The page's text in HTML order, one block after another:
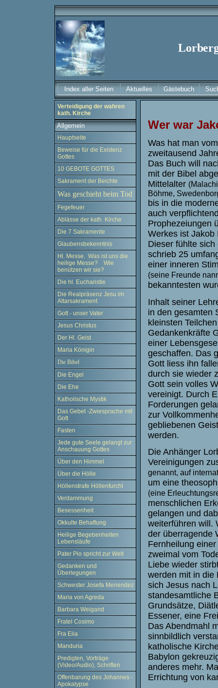
Index aller Seiten Aktuelles Gästebuch
Verteidigung der wahren
kath. Kirche
Allgemein
Hauptseite
Beweise für die Existenz
Gottes
10 GEBOTE GOTTES
Sakrament der Beichte
Was geschieht beim Tod
Fegefeuer
Ablässe der kath. Kirche
Die 7 Sakramente
Glaubensbekenntnis
Hl. Messe. Was ist uns die
heilige Messe? Wie
benützen wir sie?
Die hl. Eucharistie
Die Realpräsenz Jesu im
Altarsakrament
Gott - unser Vater
Jesus Christus
Der Hl. Geist
Maria Königin
Die Bibel
Die Engel
Die Ehe
Katholische Mystik
Das Gebet -Zwiesprache mit
Gott
Fasten
Jede gute Seele gelangt zur
Anschauung Gottes
Über den Himmel
Über die Hölle
Höllenstrafe Höllenfurcht
Verdammung
Besessenheit
Okkulte Behaftung
Heilige Begebenheiten
Lebensläufe
Pater Pio spricht zur Welt
Gedanken und
Überlegungen
Schwester Josefa Menendez
Maria von Agreda
Barbara Weigand
Fratel Cosimo
Fra Elia
Manduria
Predigten, Vorträge
(Video/Audio), Schriften
Offenbarung des Johannes -
Apokalypse
Wer war
Was hat man
zweitausend
Das Buch will
mit der Bibel
Mittelalter
Böhme,
bis in die
auch
Prophezeiungen
Werkes ist
Dieser fühlte
schrieb 25
einer inneren
(seine Freunde
bekanntesten
Inhalt seiner
in den gesamten
kleinsten
Gedankenkräfte
einer
geschaffen. Das
Gott liess ihn
durch sie wieder
Gott sein volles
vereinigt. Durch
Forderungen
zur
gebliebenen
werden.
Die Anhänger
Vereinigungen
genannt, auf
um eine
(eine
menschlichen
gelangen und
weiterführen will.
der überragende
Fernheilung
zweimal vom
Liebe wieder
werden mit in die
sich Jesus nach
standesamtliche
Grundsätze,
Essener, eine
Das Abendmahl
sinnbildlich
katholische
Babylon
anderes mehr.
Errichtung von